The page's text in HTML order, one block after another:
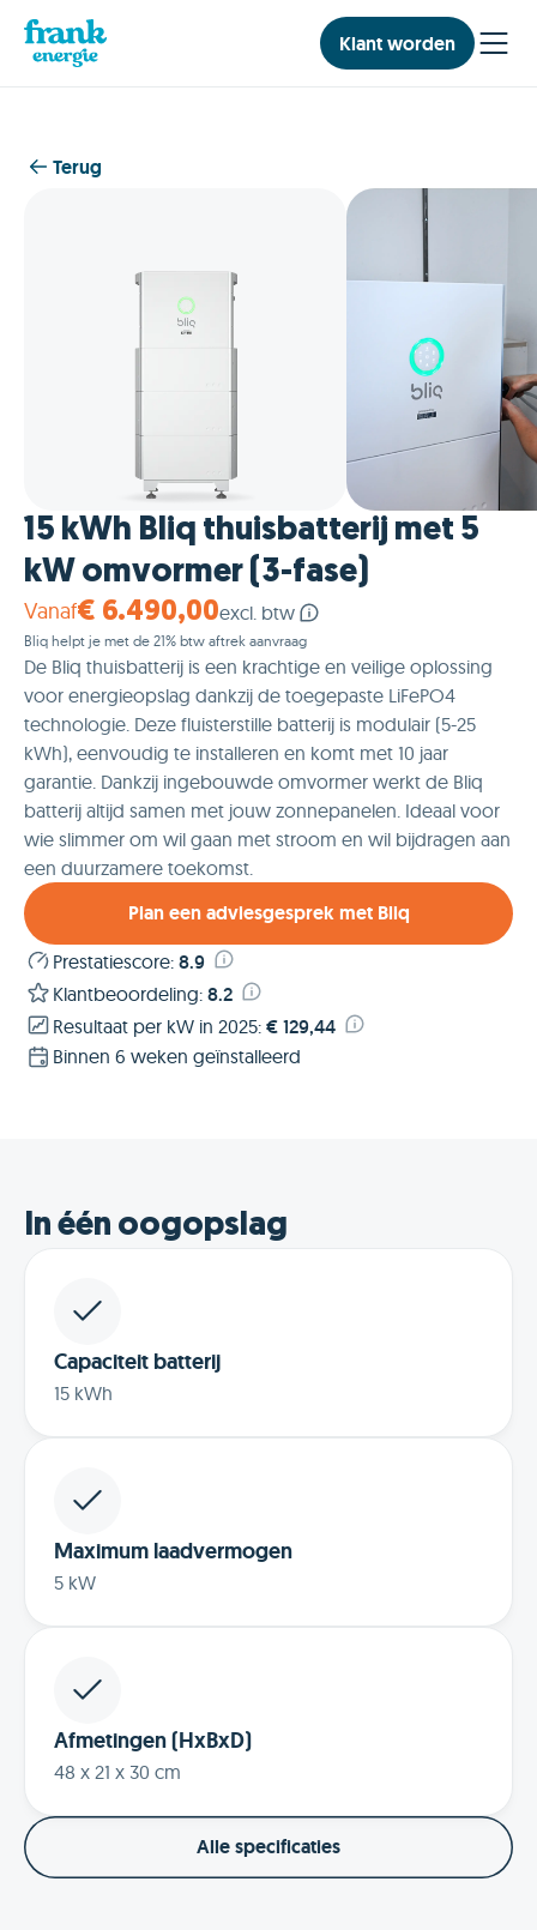
Klant worden
Terug
15 kWh Bliq thuisbatterij met 5
kW omvormer (3-fase)
Vanaf€ 6.490,00excl. btw
Bliq helpt je met de 21% btw aftrek aanvraag
De Bliq thuisbatterij is een krachtige en veilige oplossing
voor energieopslag dankzij de toegepaste LiFePO4
technologie. Deze fluisterstille batterij is modulair (5-25
kWh), eenvoudig te installeren en komt met 10 jaar
garantie. Dankzij ingebouwde omvormer werkt de Bliq
batterij altijd samen met jouw zonnepanelen. Ideaal voor
wie slimmer om wil gaan met stroom en wil bijdragen aan
een duurzamere toekomst.
Plan een adviesgesprek met Bliq
Prestatiescore: 8.9
Klantbeoordeling: 8.2
Resultaat per kW in 2025: € 129,44
Binnen 6 weken geïnstalleerd
In één oogopslag
Capaciteit batterij
15 kWh
Maximum laadvermogen
5 kW
Afmetingen (HxBxD)
48 x 21 x 30 cm
Alle specificaties